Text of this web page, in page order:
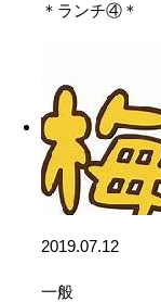
＊ランチ④＊
2019.07.12
一般